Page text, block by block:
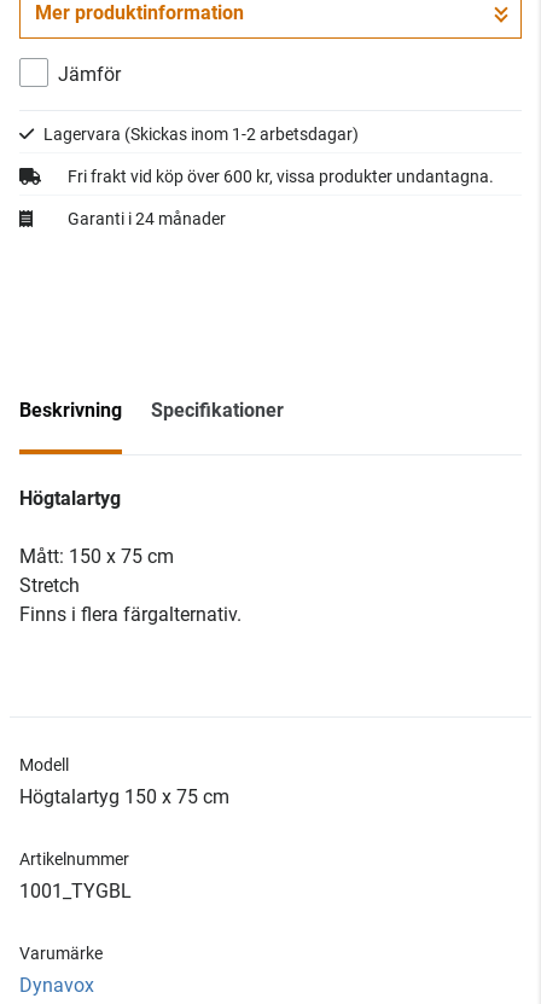
Gå till kassan
Mer produktinformation
Jämför
Lagervara (Skickas inom 1-2 arbetsdagar)
Fri frakt vid köp över 600 kr, vissa produkter undantagna.
Garanti i 24 månader
Beskrivning Specifikationer
Högtalartyg
Mått: 150 x 75 cm
Stretch
Finns i flera färgalternativ.
Modell
Högtalartyg 150 x 75 cm
Artikelnummer
1001_TYGBL
Varumärke
Dynavox